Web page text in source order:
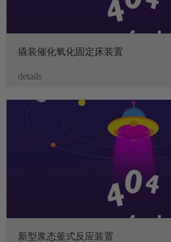
撬装催化氧化固定床装置
details
新型浆态釜式反应装置